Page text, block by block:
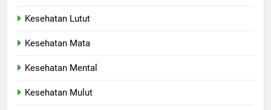
Kesehatan Lutut
Kesehatan Mata
Kesehatan Mental
Kesehatan Mulut